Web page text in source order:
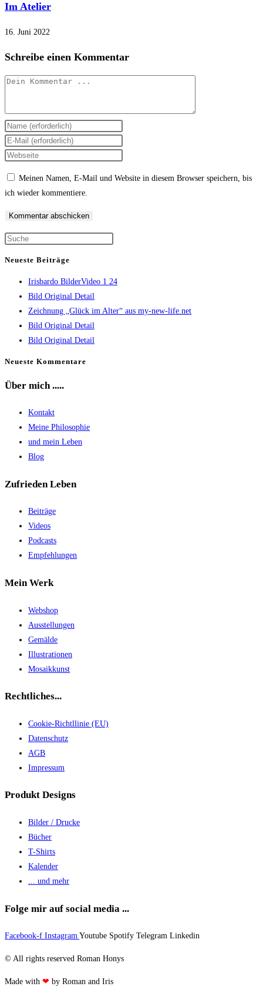
Im Atelier
16. Juni 2022
Schreibe einen Kommentar
Kommentieren
Gib
deinen
Namen
Kommentieren
Gib
deine
zum
ein
Gib
ein
Meinen Namen, E-Mail und Website in diesem Browser speichern, bis
ich wieder kommentiere.
close
search
Neueste Beiträge
Irisbardo BilderVideo 1 24
Bild Original Detail
Zeichnung „Glück im Alter“ aus my-new-life.net
Bild Original Detail
Bild Original Detail
Neueste Kommentare
Über mich .....
Kontakt
Meine Philosophie
und mein Leben
Blog
Zufrieden Leben
Beiträge
Videos
Podcasts
Empfehlungen
Mein Werk
Webshop
Ausstellungen
Gemälde
Illustrationen
Mosaikkunst
Rechtliches...
Cookie-Richtllinie (EU)
Datenschutz
AGB
Impressum
Produkt Designs
Bilder / Drucke
Bücher
T-Shirts
Kalender
... und mehr
Folge mir auf social media ...
Facebook-f Instagram Youtube Spotify Telegram Linkedin
© All rights reserved Roman Honys
Made with ❤ by Roman and Iris